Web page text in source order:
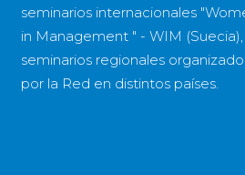
seminarios internacionales
in Management " - WIM (Suecia),
seminarios regionales
por la Red en distintos países.